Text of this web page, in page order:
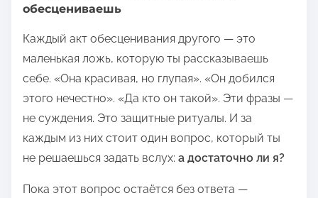
обесцениваешь
Каждый акт обесценивания другого — это
маленькая ложь, которую ты рассказываешь
себе. «Она красивая, но глупая». «Он добился
этого нечестно». «Да кто он такой». Эти фразы —
не суждения. Это защитные ритуалы. И за
каждым из них стоит один вопрос, который ты
не решаешься задать вслух: а достаточно ли я?
Пока этот вопрос остаётся без ответа —